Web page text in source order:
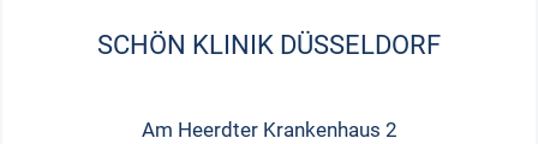
SCHÖN KLINIK DÜSSELDORF
Am Heerdter Krankenhaus 2